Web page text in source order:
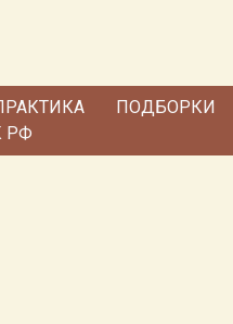
РФ
ПОДБОРКИ